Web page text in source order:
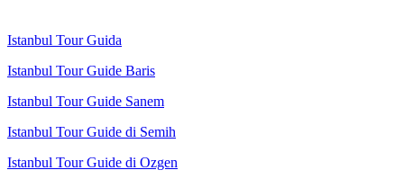
Istanbul Tour Guida
Istanbul Tour Guide Baris
Istanbul Tour Guide Sanem
Istanbul Tour Guide di Semih
Istanbul Tour Guide di Ozgen